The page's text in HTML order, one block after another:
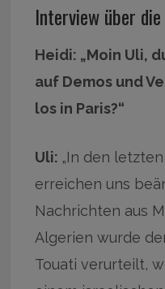
Interview über
Heidi: „Moin Uli,
auf Demos und
los in Paris?“
Uli: „In den
erreichen uns
Nachrichten aus
Algerien wurde
Touati verurteilt,